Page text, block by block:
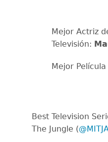
Mejor Actriz
Televisión:
Mejor
Best Television
The Jungle (